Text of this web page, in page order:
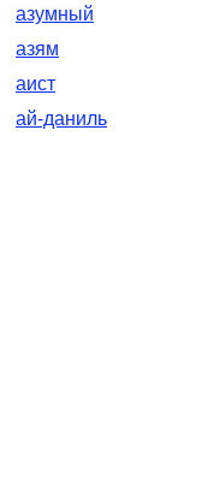
азумный
азям
аист
ай-даниль